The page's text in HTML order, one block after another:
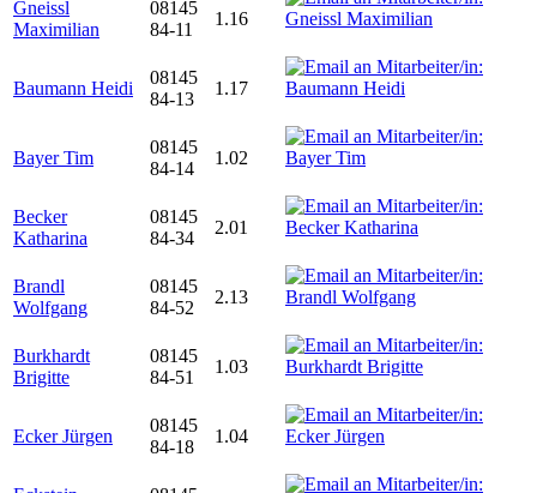
Gneissl
Maximilian
08145
84-11
1.16
Baumann Heidi
08145
84-13
1.17
Bayer Tim
08145
84-14
1.02
Becker
Katharina
08145
84-34
2.01
Brandl
Wolfgang
08145
84-52
2.13
Burkhardt
Brigitte
08145
84-51
1.03
Ecker Jürgen
08145
84-18
1.04